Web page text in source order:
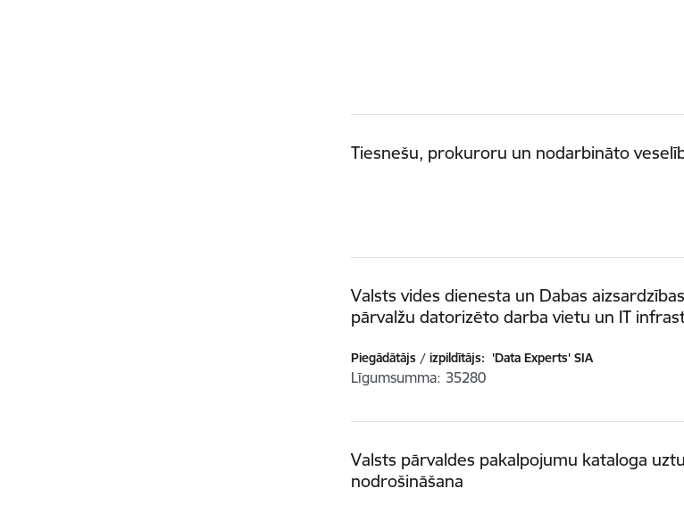
Tiesnešu, prokuroru un nodarbināto
Valsts vides dienesta un Dabas
pārvalžu datorizēto darba vietu un IT
Piegādātājs / izpildītājs: 'Data Experts' SIA
Līgumsumma 35280
Valsts pārvaldes pakalpojumu kataloga
nodrošināšana